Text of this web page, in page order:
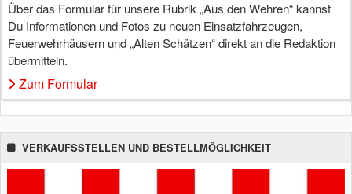
Über das Formular für unsere Rubrik „Aus den Wehren“ kannst
Du Informationen und Fotos zu neuen Einsatzfahrzeugen,
Feuerwehrhäusern und „Alten Schätzen“ direkt an die Redaktion
übermitteln.
Zum Formular
VERKAUFSSTELLEN UND BESTELLMÖGLICHKEIT